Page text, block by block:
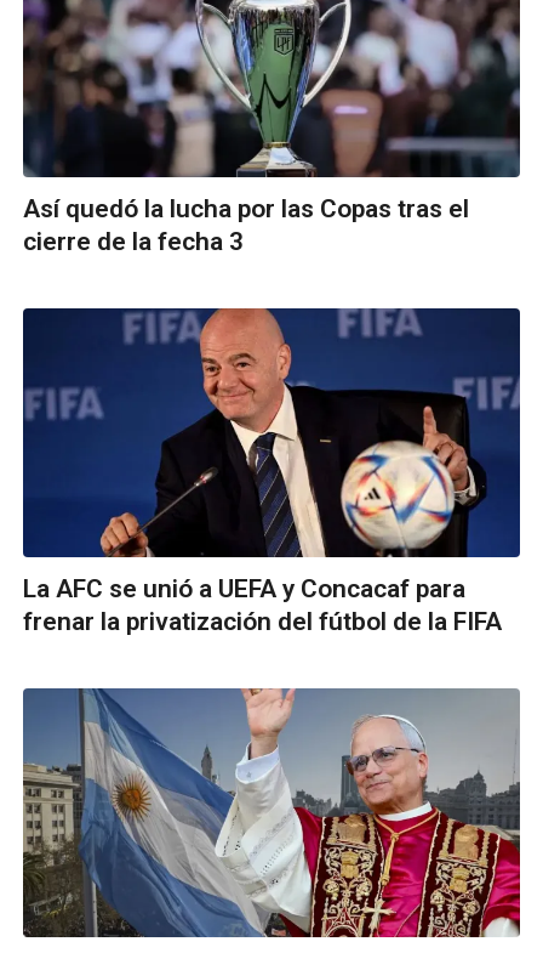
Así quedó la lucha por las Copas tras el
cierre de la fecha 3
La AFC se unió a UEFA y Concacaf para
frenar la privatización del fútbol de la FIFA